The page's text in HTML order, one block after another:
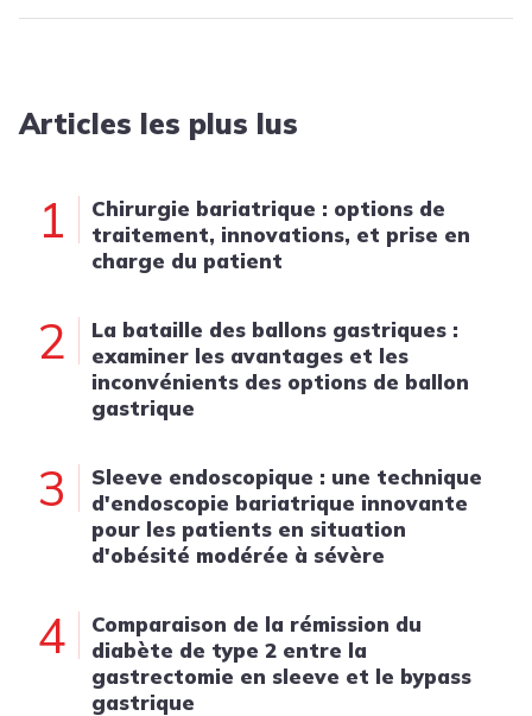
Articles les plus lus
1
Chirurgie bariatrique : options de
traitement, innovations, et prise en
charge du patient
2
La bataille des ballons gastriques :
examiner les avantages et les
inconvénients des options de ballon
gastrique
3
Sleeve endoscopique : une technique
d'endoscopie bariatrique innovante
pour les patients en situation
d'obésité modérée à sévère
4
Comparaison de la rémission du
diabète de type 2 entre la
gastrectomie en sleeve et le bypass
gastrique